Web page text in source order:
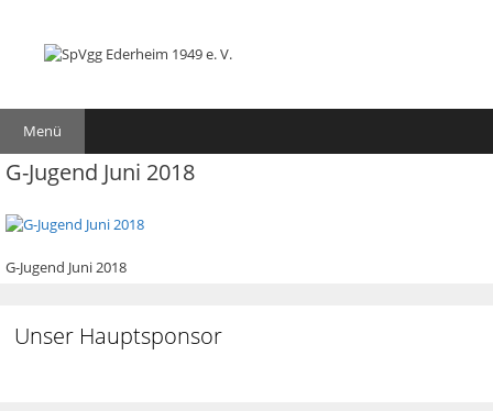
springen
springen
Menü
G-Jugend Juni 2018
G-Jugend Juni 2018
Unser Hauptsponsor